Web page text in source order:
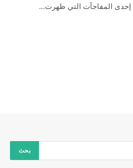
إحدى المفاجآت التي ظهرت…